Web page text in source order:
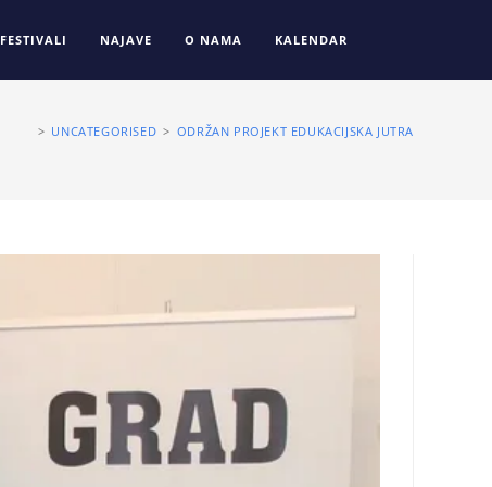
FESTIVALI NAJAVE O NAMA KALENDAR
> UNCATEGORISED > ODRŽAN PROJEKT EDUKACIJSKA JUTRA